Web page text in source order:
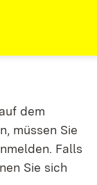
dem
müssen Sie
Falls
Sie sich